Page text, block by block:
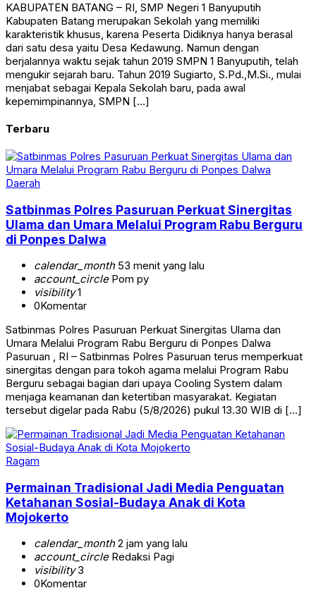
KABUPATEN BATANG – RI, SMP Negeri 1 Banyuputih
Kabupaten Batang merupakan Sekolah yang memiliki
karakteristik khusus, karena Peserta Didiknya hanya berasal
dari satu desa yaitu Desa Kedawung. Namun dengan
berjalannya waktu sejak tahun 2019 SMPN 1 Banyuputih, telah
mengukir sejarah baru. Tahun 2019 Sugiarto, S.Pd.,M.Si., mulai
menjabat sebagai Kepala Sekolah baru, pada awal
kepemimpinannya, SMPN […]
Terbaru
Daerah
Satbinmas Polres Pasuruan Perkuat Sinergitas
Ulama dan Umara Melalui Program Rabu Berguru
di Ponpes Dalwa
calendar_month53 menit yang lalu
account_circlePom py
visibility1
0Komentar
Satbinmas Polres Pasuruan Perkuat Sinergitas Ulama dan
Umara Melalui Program Rabu Berguru di Ponpes Dalwa
Pasuruan , RI – Satbinmas Polres Pasuruan terus memperkuat
sinergitas dengan para tokoh agama melalui Program Rabu
Berguru sebagai bagian dari upaya Cooling System dalam
menjaga keamanan dan ketertiban masyarakat. Kegiatan
tersebut digelar pada Rabu (5/8/2026) pukul 13.30 WIB di […]
Ragam
Permainan Tradisional Jadi Media Penguatan
Ketahanan Sosial-Budaya Anak di Kota
Mojokerto
calendar_month2 jam yang lalu
account_circleRedaksi Pagi
visibility3
0Komentar